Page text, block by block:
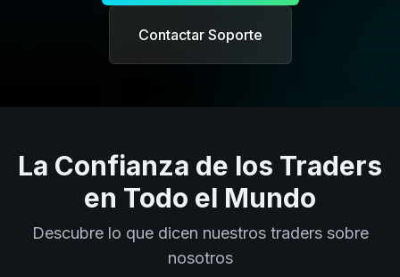
Contactar Soporte
La Confianza de los Traders
en Todo el Mundo
Descubre lo que dicen nuestros traders sobre
nosotros